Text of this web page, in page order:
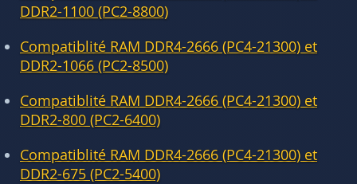
DDR2-1100 (PC2-8800)
Compatiblité RAM DDR4-2666 (PC4-21300) et
DDR2-1066 (PC2-8500)
Compatiblité RAM DDR4-2666 (PC4-21300) et
DDR2-800 (PC2-6400)
Compatiblité RAM DDR4-2666 (PC4-21300) et
DDR2-675 (PC2-5400)